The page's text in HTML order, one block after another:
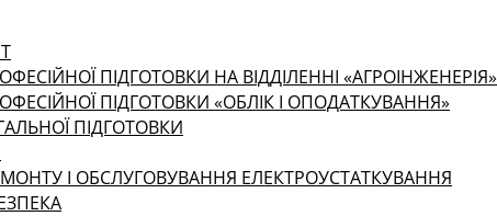
ПІДГОТОВКИ НА ВІДДІЛЕННІ «АГРОІНЖЕНЕРІЯ»
ПІДГОТОВКИ «ОБЛІК І ОПОДАТКУВАННЯ»
ПІДГОТОВКИ
І ОБСЛУГОВУВАННЯ ЕЛЕКТРОУСТАТКУВАННЯ